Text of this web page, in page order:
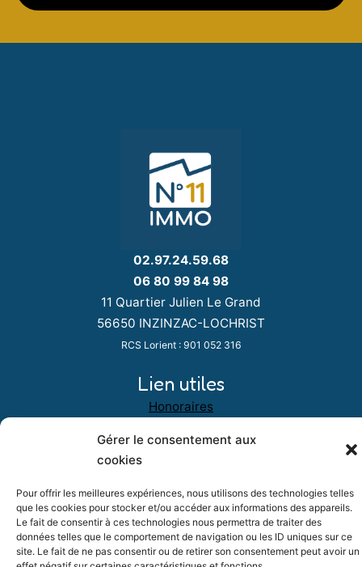
Gérer le consentement aux
cookies
Pour offrir les meilleures expériences, nous utilisons des technologies telles
que les cookies pour stocker et/ou accéder aux informations des appareils.
Le fait de consentir à ces technologies nous permettra de traiter des
données telles que le comportement de navigation ou les ID uniques sur ce
site. Le fait de ne pas consentir ou de retirer son consentement peut avoir un
02.97.24.59.68
06 80 99 84 98
11 Quartier Julien Le Grand
56650 INZINZAC-LOCHRIST
RCS Lorient : 901 052 316
Lien utiles
Honoraires